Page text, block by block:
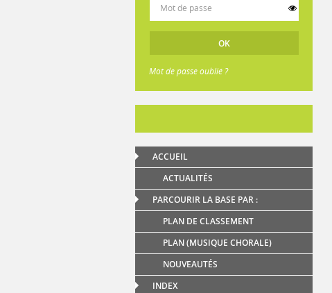
Mot de passe oublié ?
ACCUEIL
ACTUALITÉS
PARCOURIR LA BASE PAR :
PLAN DE CLASSEMENT
PLAN (MUSIQUE CHORALE)
NOUVEAUTÉS
INDEX